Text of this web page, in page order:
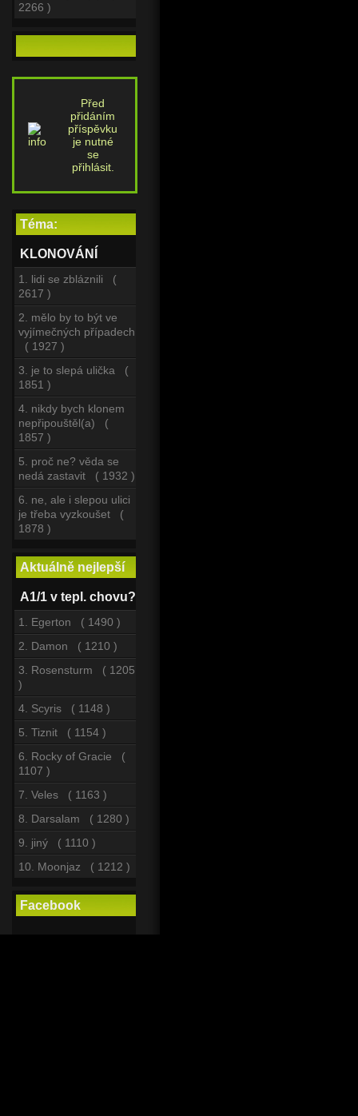
2266 )
Před
přidáním
příspěvku
je nutné
se
přihlásit.
Téma:
KLONOVÁNÍ
1. lidi se zbláznili (
2617 )
2. mělo by to být ve
vyjímečných případech
( 1927 )
3. je to slepá ulička (
1851 )
4. nikdy bych klonem
nepřipouštěl(a) (
1857 )
5. proč ne? věda se
nedá zastavit ( 1932 )
6. ne, ale i slepou ulici
je třeba vyzkoušet (
1878 )
Aktuálně nejlepší
A1/1 v tepl. chovu?
1. Egerton ( 1490 )
2. Damon ( 1210 )
3. Rosensturm ( 1205
)
4. Scyris ( 1148 )
5. Tiznit ( 1154 )
6. Rocky of Gracie (
1107 )
7. Veles ( 1163 )
8. Darsalam ( 1280 )
9. jiný ( 1110 )
10. Moonjaz ( 1212 )
Facebook